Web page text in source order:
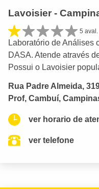
Lavoisier -
5 aval.
Laboratório de Análises
DASA. Atende através
Possui o Lavoisier
Rua Padre Almeida,
Prof, Cambuí,
ver horario de
ver telefone